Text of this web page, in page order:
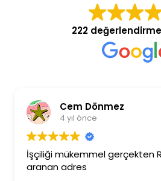
222
Cem Dönmez
4 yıl önce
İşçiliği mükemmel gerçekten
aranan adres